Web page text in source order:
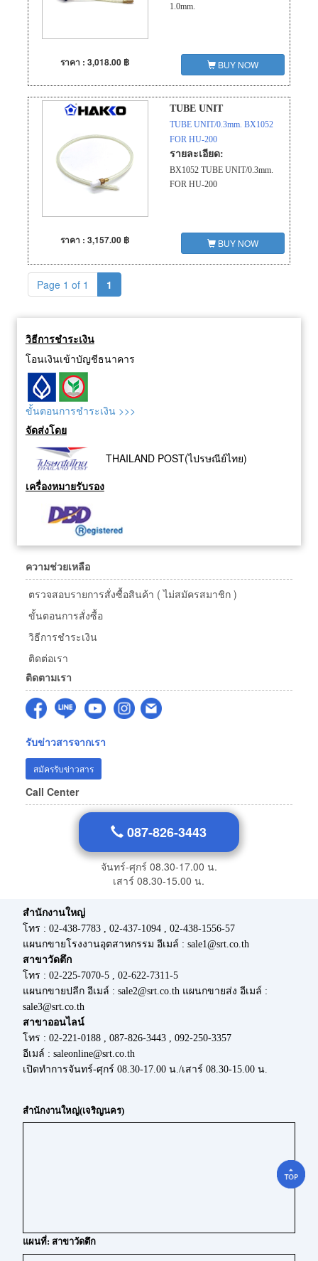
1.0mm.
ราคา : 3,018.00 ฿ BUY NOW
TUBE UNIT
TUBE UNIT/0.3mm. BX1052
FOR HU-200
รายละเอียด:
BX1052 TUBE UNIT/0.3mm.
FOR HU-200
ราคา : 3,157.00 ฿ BUY NOW
Page 1 of 1 1
วิธีการชำระเงิน
โอนเงินเข้าบัญชีธนาคาร
ขั้นตอนการชำระเงิน >>>
จัดส่งโดย
THAILAND POST(ไปรษณีย์ไทย)
เครื่องหมายรับรอง
ความช่วยเหลือ
ตรวจสอบรายการสั่งซื้อสินค้า ( ไม่สมัครสมาชิก )
ขั้นตอนการสั่งซื้อ
วิธีการชำระเงิน
ติดต่อเรา
ติดตามเรา
รับข่าวสารจากเรา
สมัครรับข่าวสาร
Call Center
087-826-3443
จันทร์-ศุกร์ 08.30-17.00 น.
เสาร์ 08.30-15.00 น.
สำนักงานใหญ่
โทร : 02-438-7783 , 02-437-1094 , 02-438-1556-57
แผนกขายโรงงานอุตสาหกรรม อีเมล์ : sale1@srt.co.th
สาขาวัดตึก
โทร : 02-225-7070-5 , 02-622-7311-5
แผนกขายปลีก อีเมล์ : sale2@srt.co.th แผนกขายส่ง อีเมล์ :
sale3@srt.co.th
สาขาออนไลน์
โทร : 02-221-0188 , 087-826-3443 , 092-250-3357
อีเมล์ : saleonline@srt.co.th
เปิดทำการจันทร์-ศุกร์ 08.30-17.00 น./เสาร์ 08.30-15.00 น.
สำนักงานใหญ่(เจริญนคร)
แผนที่: สาขาวัดตึก